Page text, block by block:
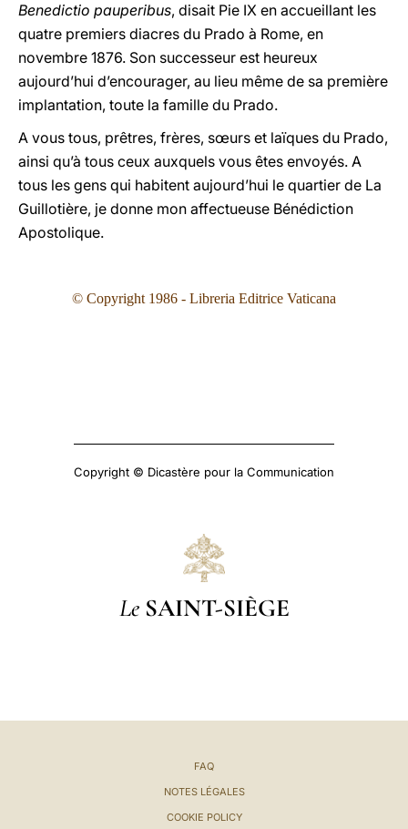
Benedictio pauperibus, disait Pie IX en accueillant les
quatre premiers diacres du Prado à Rome, en
novembre 1876. Son successeur est heureux
aujourd’hui d’encourager, au lieu même de sa première
implantation, toute la famille du Prado.
A vous tous, prêtres, frères, sœurs et laïques du Prado,
ainsi qu’à tous ceux auxquels vous êtes envoyés. A
tous les gens qui habitent aujourd’hui le quartier de La
Guillotière, je donne mon affectueuse Bénédiction
Apostolique.
© Copyright 1986 - Libreria Editrice Vaticana
Copyright © Dicastère pour la Communication
Le SAINT-SIÈGE
FAQ
NOTES LÉGALES
COOKIE POLICY